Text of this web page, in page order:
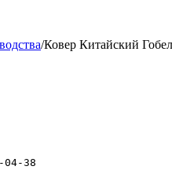
/Ковер Китайский
04-38